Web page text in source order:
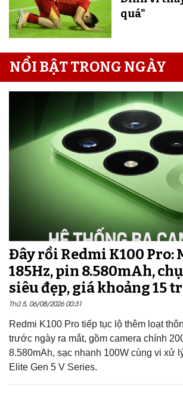
quá"
NỔI BẬT TRONG NGÀY
Đây rồi Redmi K100 Pro:
185Hz, pin 8.580mAh,
siêu đẹp, giá khoảng 15
Thứ 5, 06/08/2026 00:31
Redmi K100 Pro tiếp tục lộ thêm loạt
trước ngày ra mắt, gồm camera chính
8.580mAh, sạc nhanh 100W cùng vi xử
Elite Gen 5 V Series.